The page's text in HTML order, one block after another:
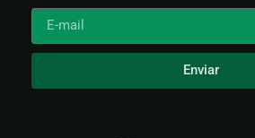
Enviar